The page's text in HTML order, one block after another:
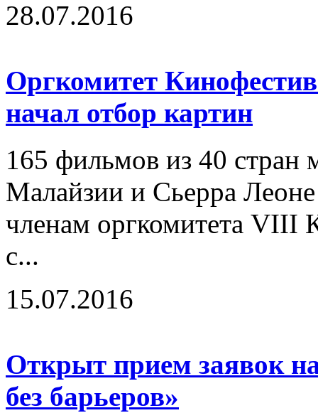
28.07.2016
Оргкомитет
начал отбор картин
165 фильмов из 40 стран
Малайзии и Сьерра
членам оргкомитета VIII
с...
15.07.2016
Открыт прием заявок
без барьеров»